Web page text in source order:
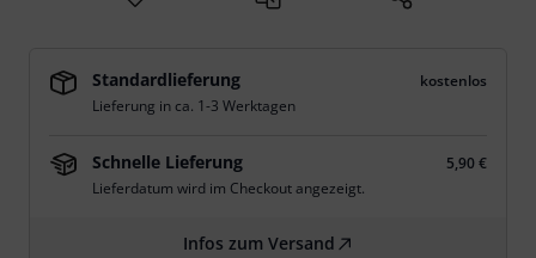
Standardlieferung
kostenlos
Lieferung in ca. 1-3 Werktagen
Schnelle Lieferung
5,90 €
Lieferdatum wird im Checkout angezeigt.
Infos zum Versand